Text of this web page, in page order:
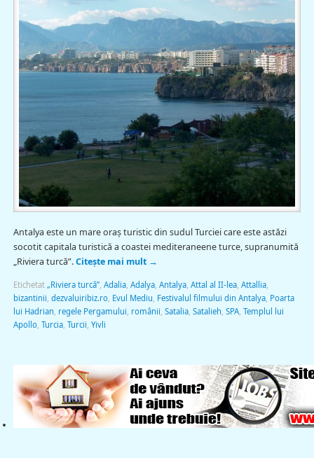
Antalya este un mare oraş turistic din sudul Turciei care este astăzi
socotit capitala turistică a coastei mediteraneene turce, supranumită
„Riviera turcă”.Citește mai mult →
Etichetat „Riviera turcă”, Adalia, Adalya, Antalya, Attal al II-lea, Attallia,
bizantinii dezvaluiribiz.ro, Evul Mediu Festivalul filmului din Antalya, Poarta
lui Hadrian regele Pergamului românii Satalia, Satalieh SPA, Templul lui
Apollo, Turcia, Turcii Yivli